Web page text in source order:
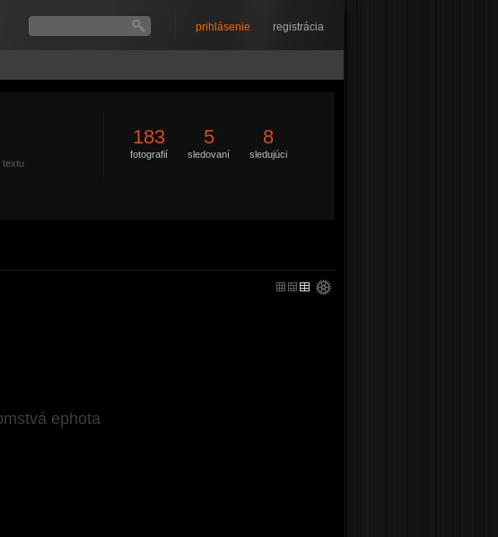
prihlásenie registrácia
textu
183
fotografií
5
sledovaní
8
sledujúci
ephota